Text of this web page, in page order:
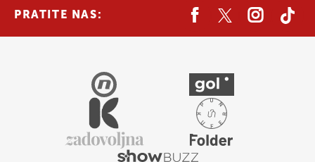
PRATITE NAS: